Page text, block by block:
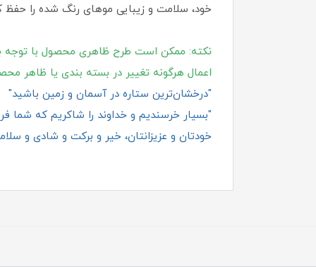
خود، سلامت و زیبایی موهای رنگ شده را حفظ
نکته: ممکن است طرح ظاهری محصول با توجه
اعمال هرگونه تغییر در بسته‌ بندی یا ظاهر
"درخشان‌ترین ستاره در آسمان و زمین باشید"
"بسیار خرسندیم و خداوند را شاکریم که شما
خودتان و عزیزانتان، خیر و برکت و شادی و